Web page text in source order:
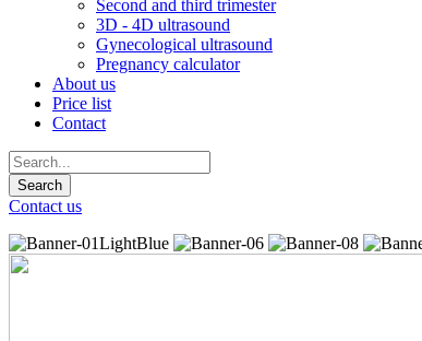
Second and third trimester
3D - 4D ultrasound
Gynecological ultrasound
Pregnancy calculator
About us
Price list
Contact
Contact us